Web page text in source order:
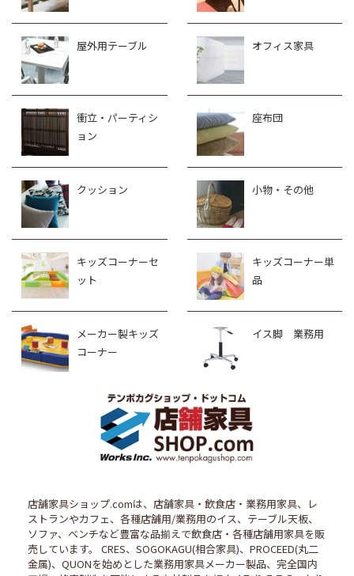
屋外用テーブル オフィス家具
衝立・パーティシ
ョン
座布団
クッション 小物・その他
キッズコーナーセ
ット
キッズコーナー単
品
メーカー製キッズ
コーナー
イス脚 業務用
店舗家具ショップ.comは、店舗家具・飲食店・業務用家具、レ
ストランやカフェ、各種店舗用/業務用のイス、テーブル天板、
ソファ、ベンチなど豊富な品揃えで飲食店・各種店舗用家具を販
売しています。 CRES、SOGOKAGU(相合家具)、PROCEED(丸二
金属)、QUONを始めとした業務用家具メーカー製品、完全国内